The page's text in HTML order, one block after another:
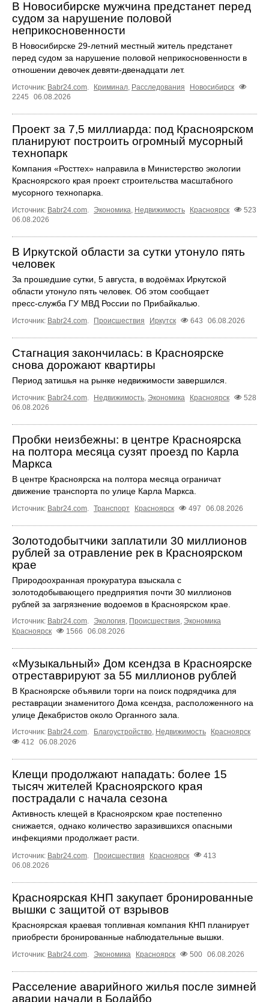
В Новосибирске мужчина предстанет перед
судом за нарушение половой
неприкосновенности
В Новосибирске 29-летний местный житель предстанет
перед судом за нарушение половой неприкосновенности в
отношении девочек девяти-двенадцати лет.
Источник: Babr24.com Криминал Расследования
Новосибирск
2245
06.08.2026
Проект за 7,5 миллиарда: под Красноярском
планируют построить огромный мусорный
технопарк
Компания «Росттех» направила в Министерство экологии
Красноярского края проект строительства масштабного
мусорного технопарка.
Источник: Babr24.com. Экономика, Недвижимость Красноярск
523
06.08.2026
В Иркутской области за сутки утонуло пять
человек
За прошедшие сутки, 5 августа, в водоёмах Иркутской
области утонуло пять человек. Об этом сообщает
пресс‑служба ГУ МВД России по Прибайкалью.
Источник: Babr24.com. Происшествия Иркутск 643 06.08.2026
Стагнация закончилась: в Красноярске
снова дорожают квартиры
Период затишья на рынке недвижимости завершился.
Источник: Babr24.com. Недвижимость, Экономика Красноярск
528
06.08.2026
Пробки неизбежны: в центре Красноярска
на полтора месяца сузят проезд по Карла
Маркса
В центре Красноярска на полтора месяца ограничат
движение транспорта по улице Карла Маркса.
Источник: Babr24.com. Транспорт Красноярск 497 06.08.2026
Золотодобытчики заплатили 30 миллионов
рублей за отравление рек в Красноярском
крае
Природоохранная прокуратура взыскала с
золотодобывающего предприятия почти 30 миллионов
рублей за загрязнение водоемов в Красноярском крае.
Источник: Babr24.com. Экология, Происшествия, Экономика
Красноярск
1566 06.08.2026
«Музыкальный» Дом ксендза в Красноярске
отреставрируют за 55 миллионов рублей
В Красноярске объявили торги на поиск подрядчика для
реставрации знаменитого Дома ксендза, расположенного на
улице Декабристов около Органного зала.
Источник: Babr24.com. Благоустройство, Недвижимость
Красноярск
412
06.08.2026
Клещи продолжают нападать: более 15
тысяч жителей Красноярского края
пострадали с начала сезона
Активность клещей в Красноярском крае постепенно
снижается, однако количество заразившихся опасными
инфекциями продолжает расти.
Источник: Babr24.com Происшествия Красноярск
413
06.08.2026
Красноярская КНП закупает бронированные
вышки с защитой от взрывов
Красноярская краевая топливная компания КНП планирует
приобрести бронированные наблюдательные вышки.
Источник: Babr24.com Экономика Красноярск 500 06.08.2026
Расселение аварийного жилья после зимней
аварии начали в Бодайбо